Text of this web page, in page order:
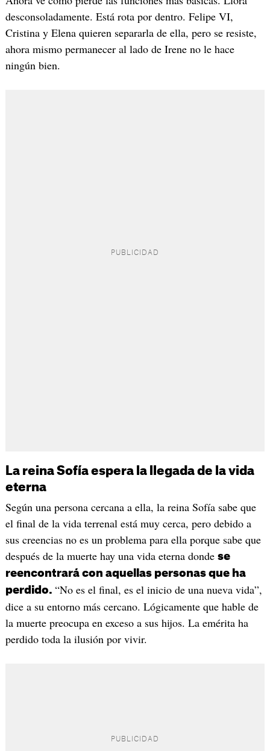
desconsoladamente. Está rota por dentro. Felipe VI,
Cristina y Elena quieren separarla de ella, pero se resiste,
ahora mismo permanecer al lado de Irene no le hace
ningún bien.
La reina Sofía espera la llegada de la vida
eterna
Según una persona cercana a ella, la reina Sofía sabe que
el final de la vida terrenal está muy cerca, pero debido a
sus creencias no es un problema para ella porque sabe que
después de la muerte hay una vida eterna donde se
reencontrará con aquellas personas que ha
perdido. “No es el final, es el inicio de una nueva vida”,
dice a su entorno más cercano. Lógicamente que hable de
la muerte preocupa en exceso a sus hijos. La emérita ha
perdido toda la ilusión por vivir.